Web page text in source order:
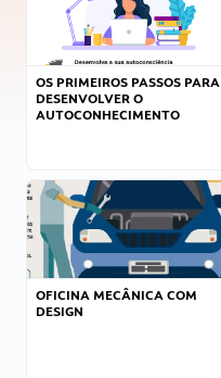
OS PRIMEIROS PASSOS PARA
DESENVOLVER O
AUTOCONHECIMENTO
OFICINA MECÂNICA COM
DESIGN